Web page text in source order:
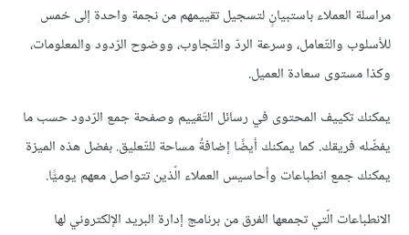
مراسلة العملاء باستبيانٍ لتسجيل تقييمهم من نجمة واحدة إلى خمس
للأسلوب والتّعامل، وسرعة الردّ والتّجاوب، ووضوح الرّدود والمعلومات،
وكذا مستوى سعادة العميل.
يمكنك تكييف المحتوى في رسائل التّقييم وصفحة جمع الرّدود حسب ما
يفضّله فريقك. كما يمكنك أيضًا إضافةُ مساحة للتّعليق. بفضل هذه الميزة
يمكنك جمع انطباعات وأحاسيس العملاء الّذين تتواصل معهم يوميًّا.
الانطباعات الّتي تجمعها الفرق من برنامج إدارة البريد الإلكتروني لها